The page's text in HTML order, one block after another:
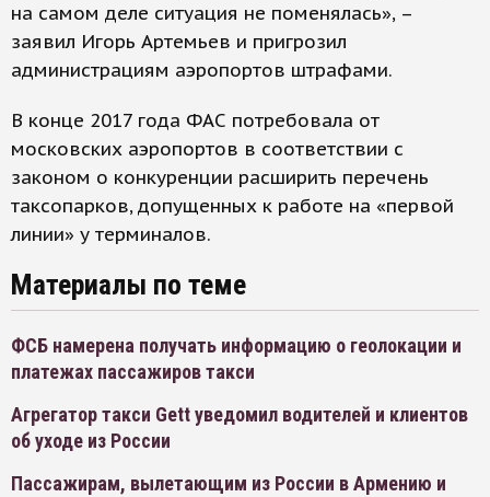
на самом деле ситуация не поменялась», –
заявил Игорь Артемьев и пригрозил
администрациям аэропортов штрафами.
В конце 2017 года ФАС потребовала от
московских аэропортов в соответствии с
законом о конкуренции расширить перечень
таксопарков, допущенных к работе на «первой
линии» у терминалов.
Материалы по теме
ФСБ намерена получать информацию о геолокации и
платежах пассажиров такси
Агрегатор такси Gett уведомил водителей и клиентов
об уходе из России
Пассажирам, вылетающим из России в Армению и